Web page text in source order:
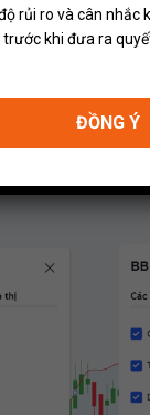
chiều xu hướng
đúc kết của
rủi ro và cân nhắc
trước khi đưa ra
ĐỒNG Ý